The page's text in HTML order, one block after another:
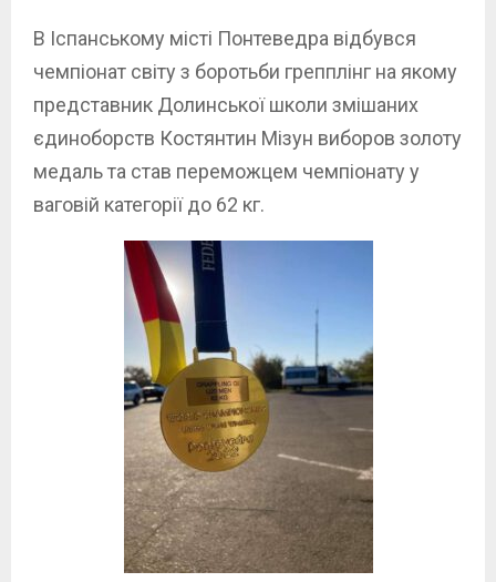
В Іспанському місті Понтеведра відбувся
чемпіонат світу з боротьби грепплінг на якому
представник Долинської школи змішаних
єдиноборств Костянтин Мізун виборов золоту
медаль та став переможцем чемпіонату у
ваговій категорії до 62 кг.